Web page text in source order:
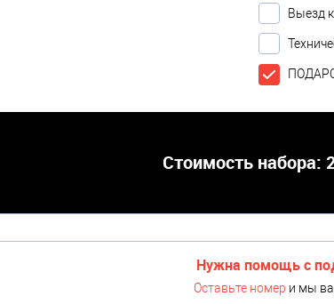
Выезд
Стоимость набора:
Нужна помощь с
Оставьте номер и мы